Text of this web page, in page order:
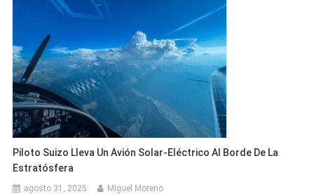
Piloto Suizo Lleva Un Avión Solar-Eléctrico Al Borde De La
Estratósfera
agosto 31, 2025 Miguel Moreno